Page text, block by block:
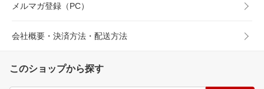
メルマガ登録（PC）
会社概要・決済方法・配送方法
このショップから探す